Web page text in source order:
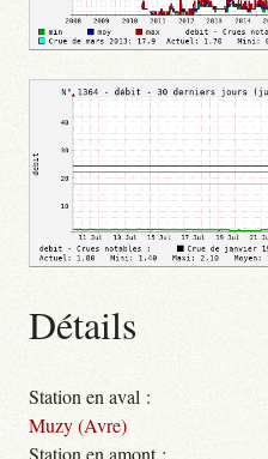
Détails
Station en aval :
Muzy (Avre)
Station en amont :